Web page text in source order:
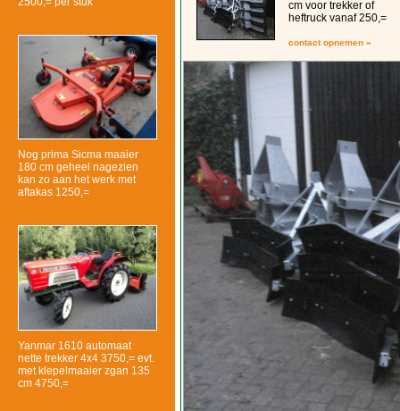
Nog prima Sicma maaier
180 cm geheel nagezien
kan zo aan het werk met
aftakas 1250,=
Yanmar 1610 automaat
nette trekker 4x4 3750,= evt.
met klepelmaaier zgan 135
cm 4750,=
cm voor trekker of
heftruck vanaf 250,=
contact opnemen »